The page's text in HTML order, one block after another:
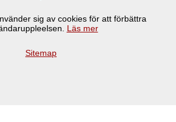
sig av cookies för att förbättra
Läs mer
Sitemap